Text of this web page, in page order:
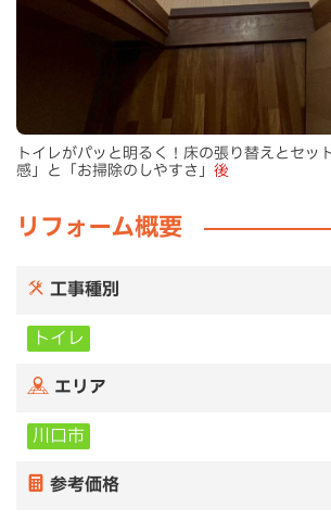
トイレがパッと明るく！床の張り替えとセッ
感」と「お掃除のしやすさ」 後
リフォーム概要
工事種別
トイレ
エリア
川口市
参考価格